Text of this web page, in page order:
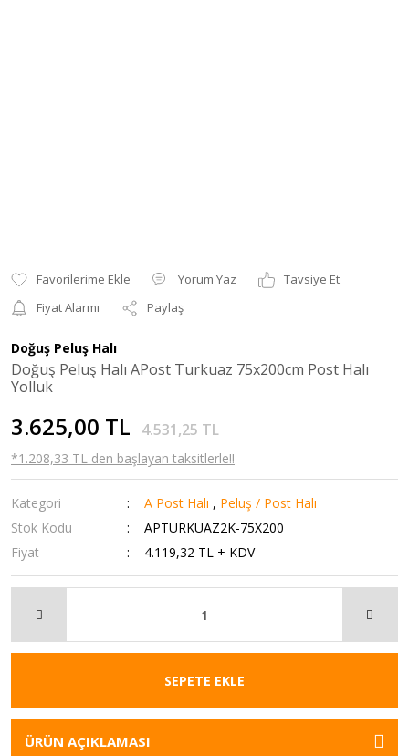
Yorum Yaz
Tavsiye Et
Fiyat Alarmı
Paylaş
Doğuş Peluş Halı
Doğuş Peluş Halı APost Turkuaz 75x200cm Post Halı
Yolluk
3.625,00 TL 4.531,25 TL
*1.208,33 TL den başlayan taksitlerle!!
Kategori A Post Halı , Peluş / Post Halı
Stok Kodu
APTURKUAZ2K-75X200
Fiyat
4.119,32 TL + KDV
SEPETE EKLE
ÜRÜN AÇIKLAMASI